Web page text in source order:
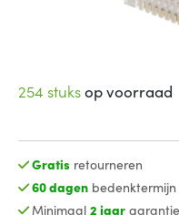
254 stuksop voorraad
Gratis retourneren
60 dagenbedenktermijn
Minimaal 2 jaargarantie